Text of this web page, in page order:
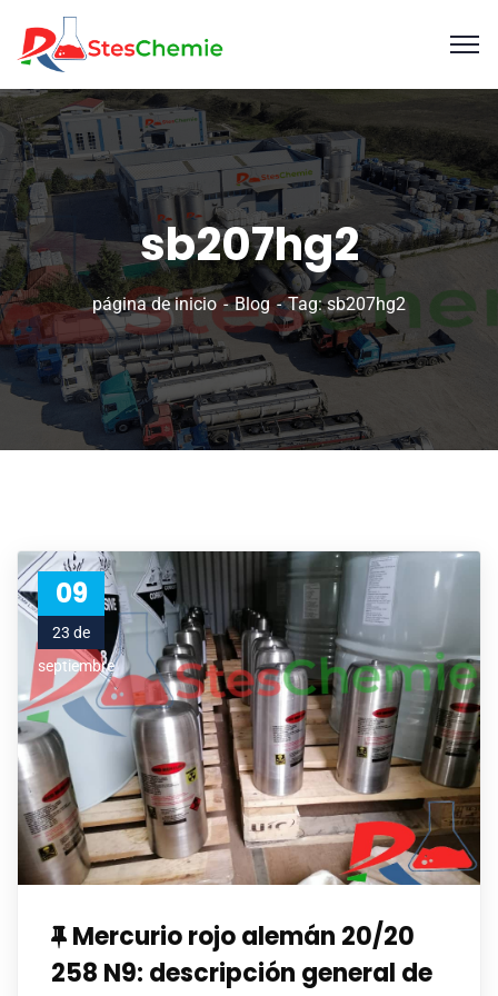
sb207hg2
página de inicio Blog Tag: sb207hg2
09
23 de
septiembre
Mercurio rojo alemán 20/20
258 N9: descripción general de